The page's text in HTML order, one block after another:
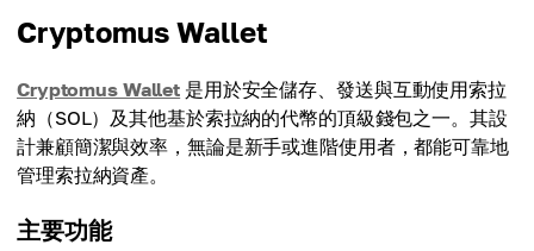
Cryptomus Wallet
Cryptomus Wallet 是用於安全儲存、發送與互動使用索拉
納（SOL）及其他基於索拉納的代幣的頂級錢包之一。其設
計兼顧簡潔與效率，無論是新手或進階使用者，都能可靠地
管理索拉納資產。
主要功能